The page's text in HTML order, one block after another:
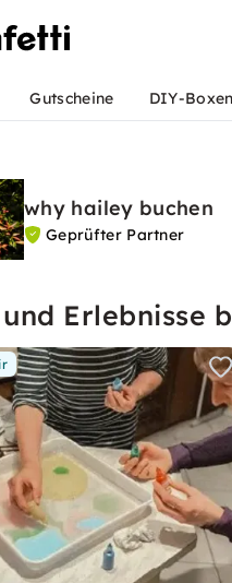
Gutscheine DIY-Boxen
why hailey buchen
Geprüfter Partner
Erlebnisse